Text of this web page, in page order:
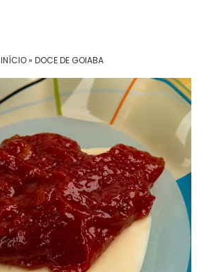
INÍCIO » DOCE DE GOIABA